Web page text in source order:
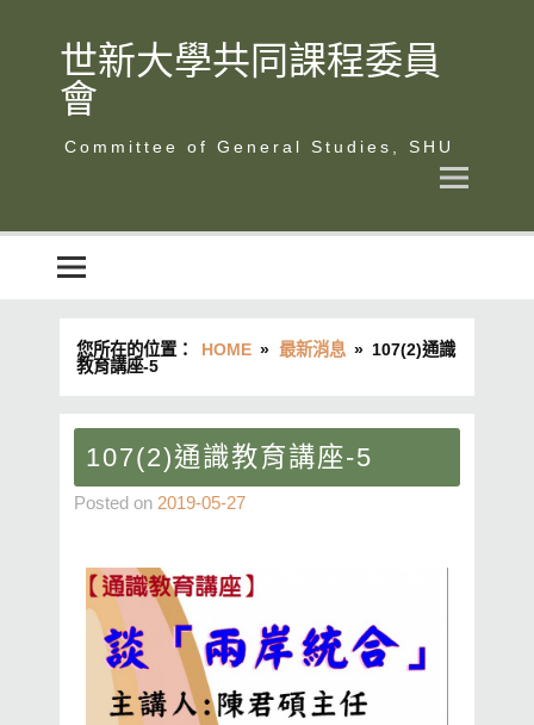
世新大學共同課程委員
會
您所在的位置： HOME 最新消息
107(2)通識
教育講座-5
107(2)通識教育講座-5
Posted on 2019-05-27